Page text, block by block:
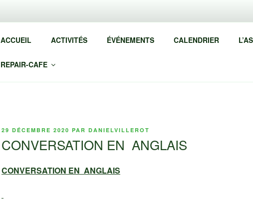
L'EMBARQU'
ACCUEIL ACTIVITÉS ÉVÉNEMENTS CALENDRIER
REPAIR-CAFE
PUBLIÉ
29 DÉCEMBRE 2020 PAR DANIELVILLEROT
CONVERSATION EN ANGLAIS
CONVERSATION EN ANGLAIS